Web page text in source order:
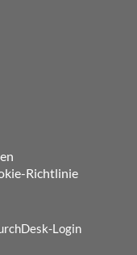
Richtlinie
Login